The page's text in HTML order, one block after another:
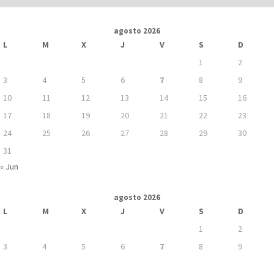
agosto 2026
L M X J V S
D
1
2
3
4 5 6 7 8
9
10
11 12 13 14 15
16
17
18 19 20 21 22
23
24
25 26 27 28 29
30
31
« Jun
agosto 2026
L M X J V S
D
1
2
3
4 5 6 7 8
9